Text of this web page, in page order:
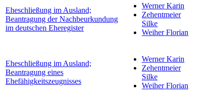
Eheschließung im Ausland;
Beantragung der Nachbeurkundung
im deutschen Eheregister
Werner Karin
Zehentmeier
Silke
Weiher Florian
Eheschließung im Ausland;
Beantragung eines
Ehefähigkeitszeugnisses
Werner Karin
Zehentmeier
Silke
Weiher Florian